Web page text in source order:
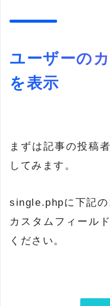
ユーザーの
を表示
まずは記事の投稿
してみます。
single.phpに下記の
カスタムフィール
ください。